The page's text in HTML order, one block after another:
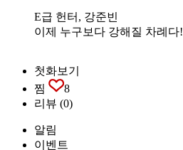
E급 헌터, 강준빈
이제 누구보다 강해질 차례다!
첫화보기
찜
8
리뷰 (0)
알림
이벤트